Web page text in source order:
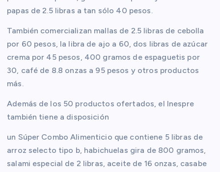
papas de 2.5 libras a tan sólo 40 pesos.
También comercializan mallas de 2.5 libras de cebolla
por 60 pesos, la libra de ajo a 60, dos libras de azúcar
crema por 45 pesos, 400 gramos de espaguetis por
30, café de 8.8 onzas a 95 pesos y otros productos
más.
Además de los 50 productos ofertados, el Inespre
también tiene a disposición
un Súper Combo Alimenticio que contiene 5 libras de
arroz selecto tipo b, habichuelas gira de 800 gramos,
salami especial de 2 libras, aceite de 16 onzas, casabe